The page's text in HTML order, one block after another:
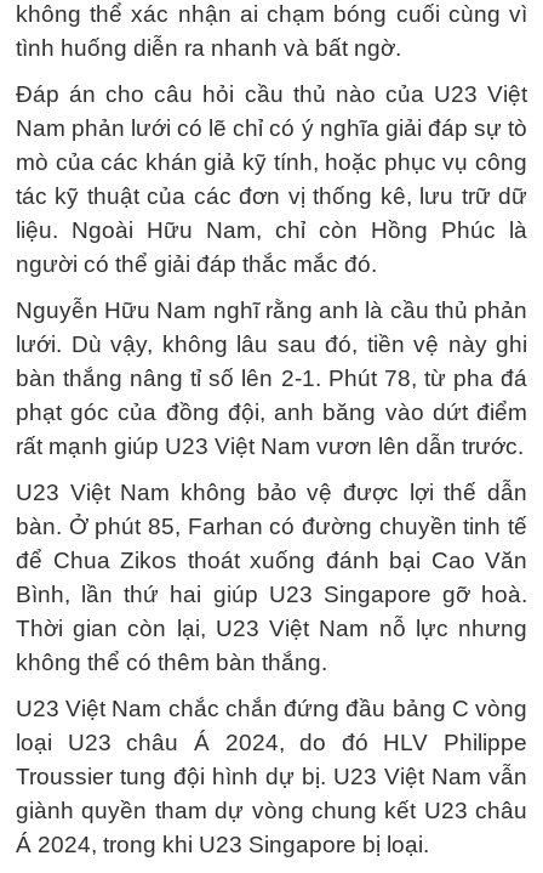
không thể xác nhận ai chạm bóng cuối cùng vì
tình huống diễn ra nhanh và bất ngờ.
Đáp án cho câu hỏi cầu thủ nào của U23 Việt
Nam phản lưới có lẽ chỉ có ý nghĩa giải đáp sự tò
mò của các khán giả kỹ tính, hoặc phục vụ công
tác kỹ thuật của các đơn vị thống kê, lưu trữ dữ
liệu. Ngoài Hữu Nam, chỉ còn Hồng Phúc là
người có thể giải đáp thắc mắc đó.
Nguyễn Hữu Nam nghĩ rằng anh là cầu thủ phản
lưới. Dù vậy, không lâu sau đó, tiền vệ này ghi
bàn thắng nâng tỉ số lên 2-1. Phút 78, từ pha đá
phạt góc của đồng đội, anh băng vào dứt điểm
rất mạnh giúp U23 Việt Nam vươn lên dẫn trước.
U23 Việt Nam không bảo vệ được lợi thế dẫn
bàn. Ở phút 85, Farhan có đường chuyền tinh tế
để Chua Zikos thoát xuống đánh bại Cao Văn
Bình, lần thứ hai giúp U23 Singapore gỡ hoà.
Thời gian còn lại, U23 Việt Nam nỗ lực nhưng
không thể có thêm bàn thắng.
U23 Việt Nam chắc chắn đứng đầu bảng C vòng
loại U23 châu Á 2024, do đó HLV Philippe
Troussier tung đội hình dự bị. U23 Việt Nam vẫn
giành quyền tham dự vòng chung kết U23 châu
Á 2024, trong khi U23 Singapore bị loại.